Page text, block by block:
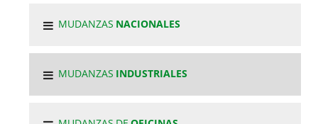
MUDANZAS NACIONALES
MUDANZAS INDUSTRIALES